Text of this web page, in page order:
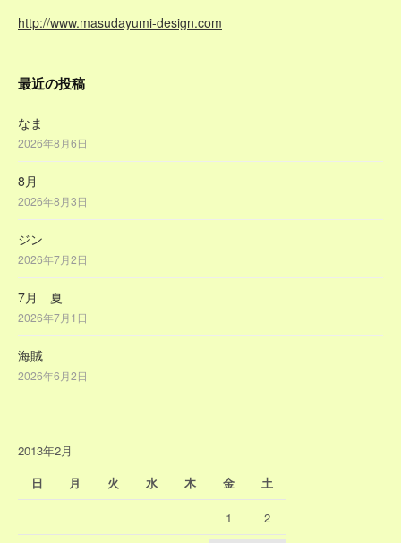
http://www.masudayumi-design.com
最近の投稿
なま
2026年8月6日
8月
2026年8月3日
ジン
2026年7月2日
7月 夏
2026年7月1日
海賊
2026年6月2日
2013年2月
日
月 火 水 木 金 土
1 2